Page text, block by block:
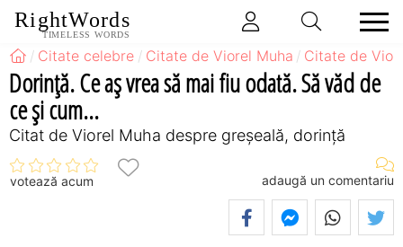
RightWords
TIMELESS WORDS
Citate celebre Citate de Viorel Muha Citate de
Dorinţă. Ce aş vrea să mai fiu odată. Să văd de
ce şi cum...
Citat de Viorel Muha despre greșeală, dorință
votează acum adaugă un comentariu